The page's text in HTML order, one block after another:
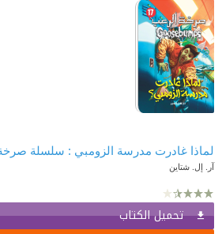
آر. إل. شتاين
تحميل الكتاب